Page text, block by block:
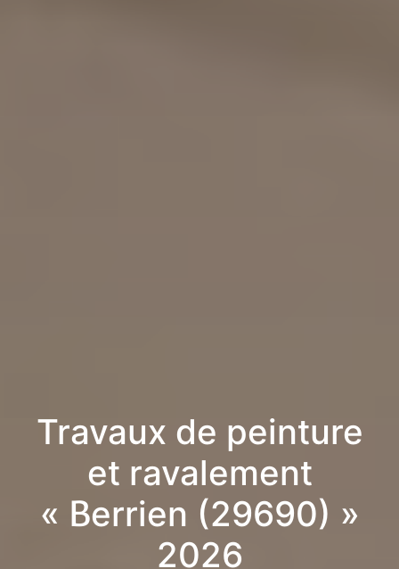
Travaux de peinture
et ravalement
« Berrien (29690) »
2026